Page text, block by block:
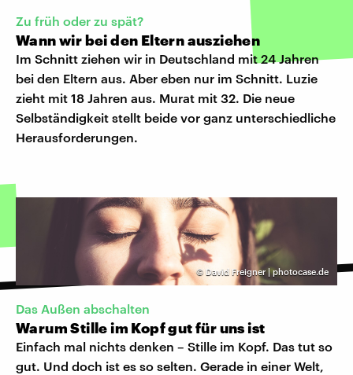
Zu früh oder zu spät?
Wann wir bei den Eltern ausziehen
Im Schnitt ziehen wir in Deutschland mit 24 Jahren
bei den Eltern aus. Aber eben nur im Schnitt. Luzie
zieht mit 18 Jahren aus. Murat mit 32. Die neue
Selbständigkeit stellt beide vor ganz unterschiedliche
Herausforderungen.
© David Freigner | photocase.de
Das Außen abschalten
Warum Stille im Kopf gut für uns ist
Einfach mal nichts denken – Stille im Kopf. Das tut so
gut. Und doch ist es so selten. Gerade in einer Welt,